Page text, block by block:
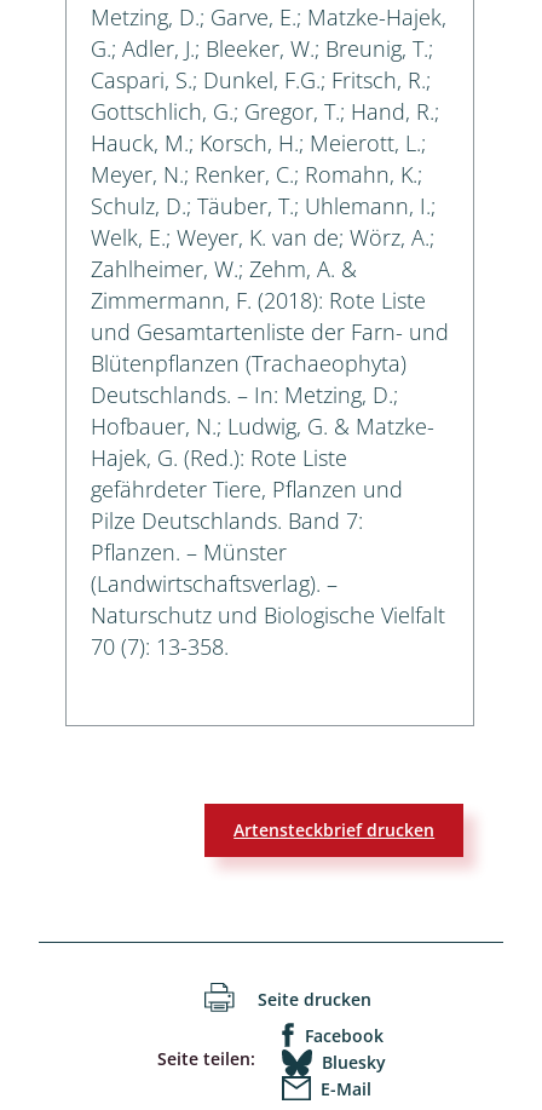
Metzing, D.; Garve, E.; Matzke-Hajek,
G.; Adler, J.; Bleeker, W.; Breunig, T.;
Caspari, S.; Dunkel, F.G.; Fritsch, R.;
Gottschlich, G.; Gregor, T.; Hand, R.;
Hauck, M.; Korsch, H.; Meierott, L.;
Meyer, N.; Renker, C.; Romahn, K.;
Schulz, D.; Täuber, T.; Uhlemann, I.;
Welk, E.; Weyer, K. van de; Wörz, A.;
Zahlheimer, W.; Zehm, A. &
Zimmermann, F. (2018): Rote Liste
und Gesamtartenliste der Farn- und
Blütenpflanzen (Trachaeophyta)
Deutschlands. – In: Metzing, D.;
Hofbauer, N.; Ludwig, G. & Matzke-
Hajek, G. (Red.): Rote Liste
gefährdeter Tiere, Pflanzen und
Pilze Deutschlands. Band 7:
Pflanzen. – Münster
(Landwirtschaftsverlag). –
Naturschutz und Biologische Vielfalt
70 (7): 13-358.
Artensteckbrief drucken
Seite drucken
Seite teilen:
Facebook
Bluesky
E-Mail